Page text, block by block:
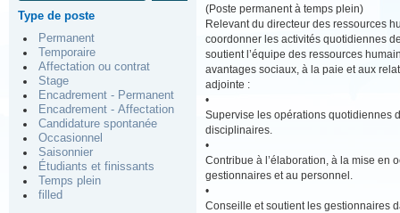
Type de poste
Permanent
Temporaire
Affectation ou contrat
Stage
Encadrement - Permanent
Encadrement - Affectation
Candidature spontanée
Occasionnel
Saisonnier
Étudiants et finissants
Temps plein
filled
(Poste permanent à temps plein)
Relevant du directeur des ressources
coordonner les activités quotidiennes
soutient l’équipe des ressources
avantages sociaux, à la paie et aux
adjointe :
•
Supervise les opérations quotidiennes
disciplinaires.
•
Contribue à l’élaboration, à la mise en
gestionnaires et au personnel.
•
Conseille et soutient les gestionnaires